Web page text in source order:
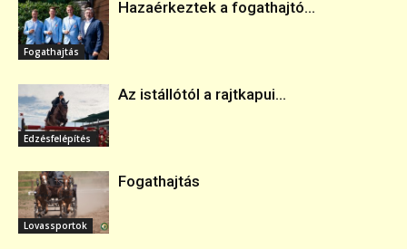
Fogathajtás
Hazaérkeztek a fogathajtó...
Edzésfelépítés
Az istállótól a rajtkapui...
Lovassportok
Fogathajtás